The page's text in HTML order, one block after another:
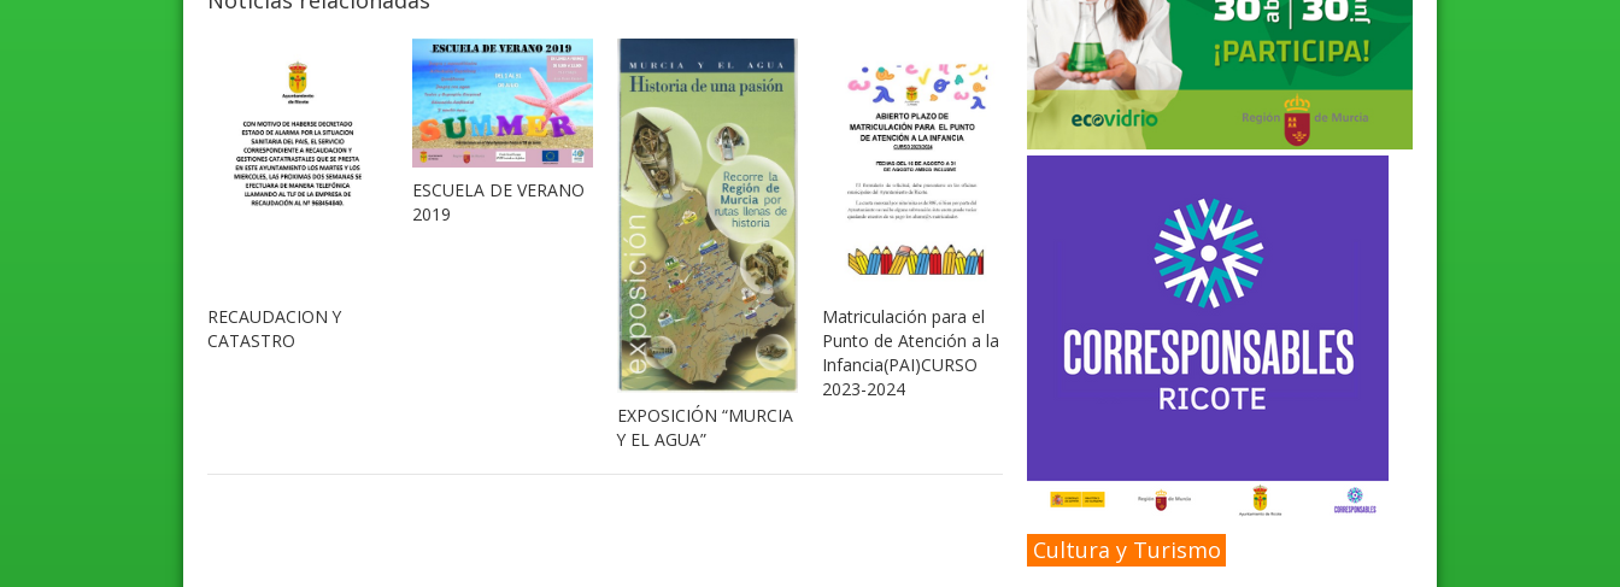
RECAUDACION Y
CATASTRO
ESCUELA DE VERANO
2019
EXPOSICIÓN “MURCIA
Y EL AGUA”
Matriculación para el
Punto de Atención a la
Infancia(PAI)CURSO
2023-2024
Cultura y Turismo